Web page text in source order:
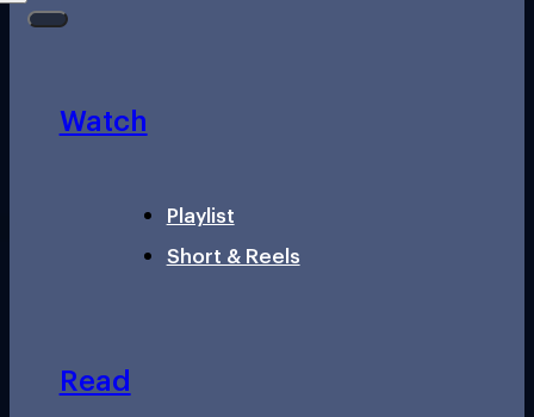
Watch
Playlist
Short & Reels
Read